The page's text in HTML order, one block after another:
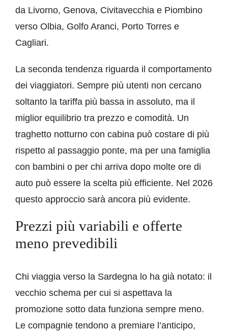
da Livorno, Genova, Civitavecchia e Piombino
verso Olbia, Golfo Aranci, Porto Torres e
Cagliari.
La seconda tendenza riguarda il comportamento
dei viaggiatori. Sempre più utenti non cercano
soltanto la tariffa più bassa in assoluto, ma il
miglior equilibrio tra prezzo e comodità. Un
traghetto notturno con cabina può costare di più
rispetto al passaggio ponte, ma per una famiglia
con bambini o per chi arriva dopo molte ore di
auto può essere la scelta più efficiente. Nel 2026
questo approccio sarà ancora più evidente.
Prezzi più variabili e offerte
meno prevedibili
Chi viaggia verso la Sardegna lo ha già notato: il
vecchio schema per cui si aspettava la
promozione sotto data funziona sempre meno.
Le compagnie tendono a premiare l’anticipo,